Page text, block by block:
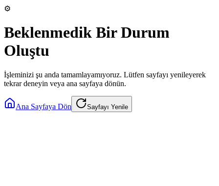
⚙️
Beklenmedik Bir Durum
Oluştu
İşleminizi şu anda tamamlayamıyoruz. Lütfen sayfayı yenileyerek
tekrar deneyin veya ana sayfaya dönün.
Ana Sayfaya Dön Sayfayı Yenile